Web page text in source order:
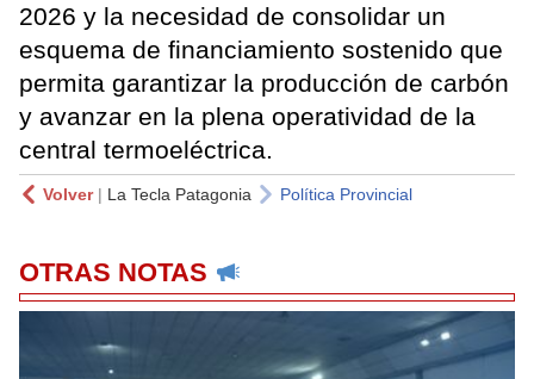
2026 y la necesidad de consolidar un
esquema de financiamiento sostenido que
permita garantizar la producción de carbón
y avanzar en la plena operatividad de la
central termoeléctrica.
Volver| La Tecla Patagonia Política Provincial
OTRAS NOTAS